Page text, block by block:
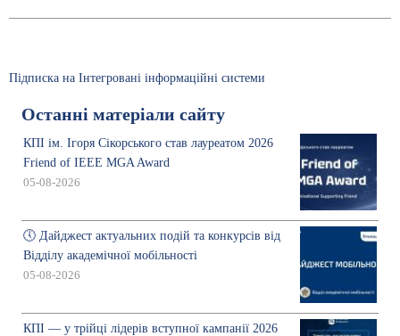
Підписка на Інтегровані інформаційні системи
Останні матеріали сайту
КПІ ім. Ігоря Сікорського став лауреатом 2026
Friend of IEEE MGA Award
05-08-2026
🕔 Дайджест актуальних подій та конкурсів від
Відділу академічної мобільності
05-08-2026
КПІ — у трійці лідерів вступної кампанії 2026